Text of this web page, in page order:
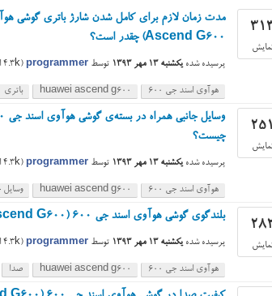
نمایش
Ascend G600) چقدر است؟
پرسیده شده یکشنبه ۱۳ مهر ۱۳۹۳ توسط programmer
(
4.3k
هوآوی اسند جی ۶۰۰ huawei ascend g600 باتری
251
نمایش
چیست؟
پرسیده شده یکشنبه ۱۳ مهر ۱۳۹۳ توسط programmer
(
4.3k
هوآوی اسند جی ۶۰۰ huawei ascend g600 وسایل
نمایش
بلندگوی گوشی هوآوی اسند جی ۶۰۰ (Huawei Ascend G600) چه خصوصیاتی دارد؟
پرسیده شده یکشنبه ۱۳ مهر ۱۳۹۳ توسط programmer
(
4.3k
هوآوی اسند جی ۶۰۰ huawei ascend g600 صدا